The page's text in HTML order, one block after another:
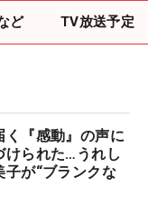
ど TV放送予定
く『感動』の声に
けられた…うれし
が“ブランクな